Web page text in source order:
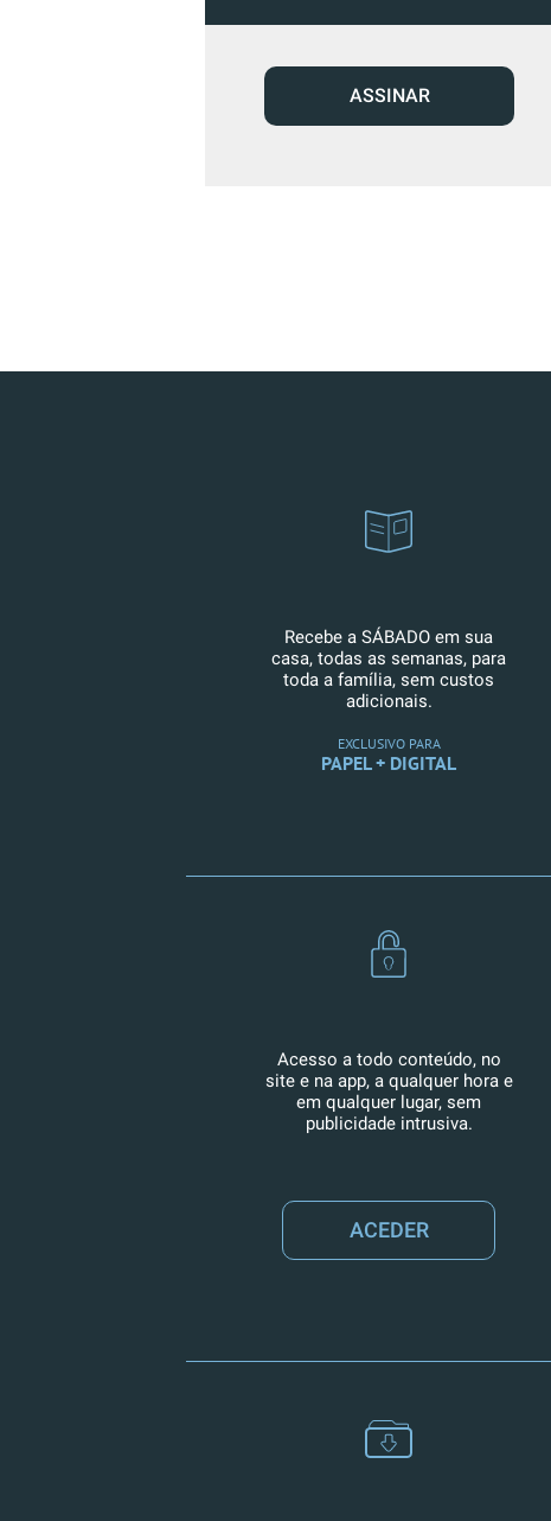
ASSINAR
Recebe a SÁBADO em sua
casa, todas as semanas, para
toda a família, sem custos
adicionais.
EXCLUSIVO PARA
PAPEL + DIGITAL
Acesso a todo conteúdo, no
site e na app, a qualquer hora e
em qualquer lugar, sem
publicidade intrusiva.
ACEDER